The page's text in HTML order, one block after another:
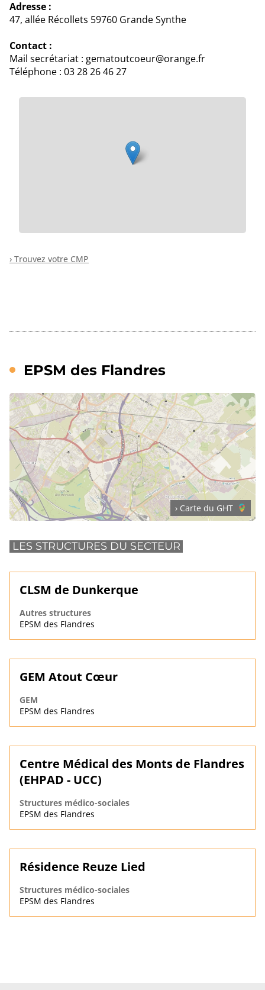
Adresse :
47, allée Récollets 59760 Grande Synthe
Contact :
Mail secrétariat : gematoutcoeur@orange.fr
Téléphone : 03 28 26 46 27
› Trouvez votre CMP
EPSM des Flandres
› Carte du GHT
LES STRUCTURES DU SECTEUR
CLSM de Dunkerque
Autres structures
EPSM des Flandres
GEM Atout Cœur
GEM
EPSM des Flandres
Centre Médical des Monts de Flandres
(EHPAD - UCC)
Structures médico-sociales
EPSM des Flandres
Résidence Reuze Lied
Structures médico-sociales
EPSM des Flandres